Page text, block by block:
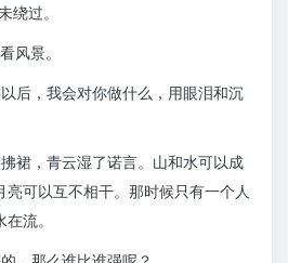
绕过。
风景。
后，我会对你做什么，用眼泪和沉
裙，青云湿了诺言。山和水可以成
可以互不相干。那时候只有一个人
流。